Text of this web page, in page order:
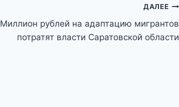
ДАЛЕЕ
Миллион рублей на адаптацию мигрантов
потратят власти Саратовской области